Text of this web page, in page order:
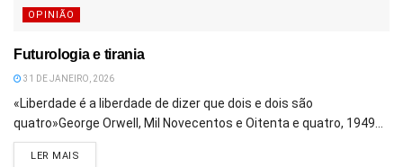
OPINIÃO
Futurologia e tirania
31 DE JANEIRO, 2026
«Liberdade é a liberdade de dizer que dois e dois são
quatro»George Orwell, Mil Novecentos e Oitenta e quatro, 1949...
LER MAIS